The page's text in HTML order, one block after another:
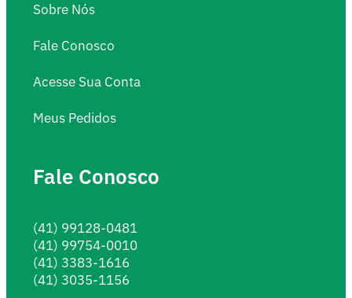
Sobre Nós
Fale Conosco
Acesse Sua Conta
Meus Pedidos
Fale Conosco
(41) 99128-0481
(41) 99754-0010
(41) 3383-1616
(41) 3035-1156